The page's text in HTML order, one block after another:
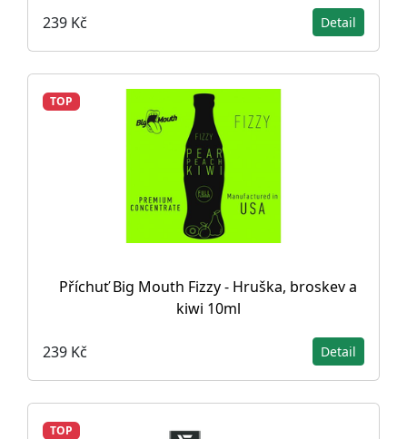
239 Kč Detail
TOP
Příchuť Big Mouth Fizzy - Hruška, broskev a
kiwi 10ml
239 Kč Detail
TOP